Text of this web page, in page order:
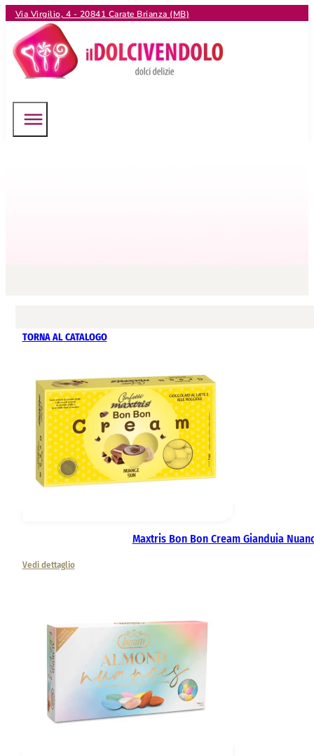
Via Virgilio, 4 - 20841 Carate Brianza (MB)
TORNA AL CATALOGO
Maxtris Bon Bon Cream Gianduia
Vedi dettaglio